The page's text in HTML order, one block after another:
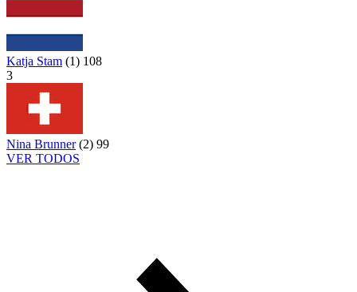
Katja Stam (1) 108
3
Nina Brunner (2) 99
VER TODOS